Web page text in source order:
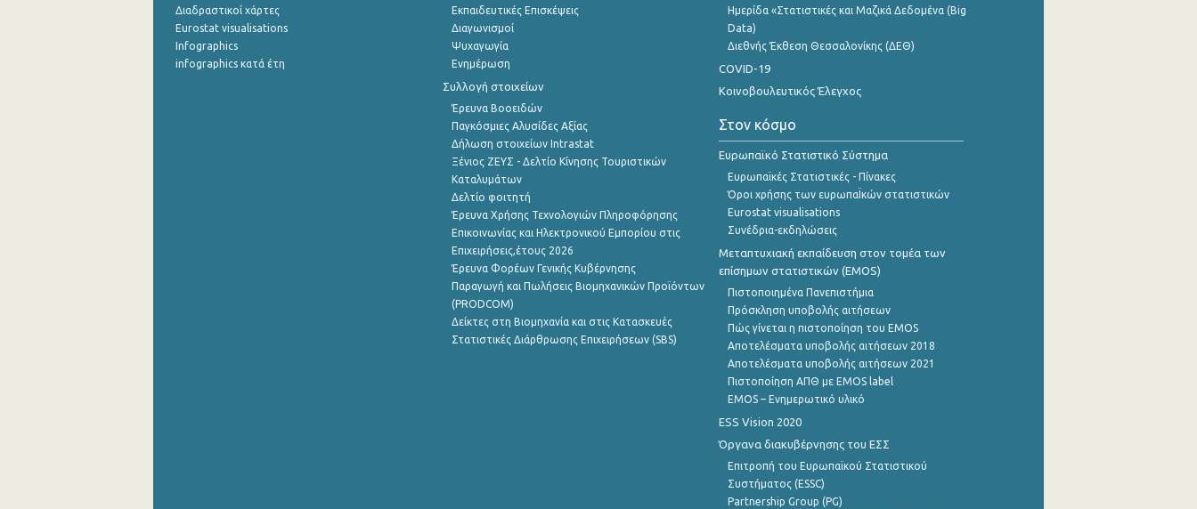
Διαδραστικοί χάρτες
Eurostat visualisations
Infographics
infographics κατά έτη
Εκπαιδευτικές Επισκέψεις
Διαγωνισμοί
Ψυχαγωγία
Ενημέρωση
Συλλογή στοιχείων
Έρευνα Βοοειδών
Παγκόσμιες Αλυσίδες Αξίας
Δήλωση στοιχείων Intrastat
Ξένιος ΖΕΥΣ - Δελτίο Κίνησης Τουριστικών
Καταλυμάτων
Δελτίο φοιτητή
Έρευνα Χρήσης Τεχνολογιών Πληροφόρησης
Επικοινωνίας και Ηλεκτρονικού Εμπορίου στις
Επιχειρήσεις,έτους 2026
Έρευνα Φορέων Γενικής Κυβέρνησης
Παραγωγή και Πωλήσεις Βιομηχανικών Προϊόντων
(PRODCOM)
Δείκτες στη Βιομηχανία και στις Κατασκευές
Στατιστικές Διάρθρωσης Επιχειρήσεων (SBS)
Ημερίδα «Στατιστικές και Μαζικά Δεδομένα (Big
Data)
Διεθνής Έκθεση Θεσσαλονίκης (ΔΕΘ)
COVID-19
Κοινοβουλευτικός Έλεγχος
Στον κόσμο
Ευρωπαϊκό Στατιστικό Σύστημα
Ευρωπαϊκές Στατιστικές - Πίνακες
Όροι χρήσης των ευρωπαΪκών στατιστικών
Eurostat visualisations
Συνέδρια-εκδηλώσεις
Μεταπτυχιακή εκπαίδευση στον τομέα των
επίσημων στατιστικών (EMOS)
Πιστοποιημένα Πανεπιστήμια
Πρόσκληση υποβολής αιτήσεων
Πώς γίνεται η πιστοποίηση του EMOS
Αποτελέσματα υποβολής αιτήσεων 2018
Αποτελέσματα υποβολής αιτήσεων 2021
Πιστοποίηση ΑΠΘ με EMOS label
EMOS – Ενημερωτικό υλικό
ESS Vision 2020
Όργανα διακυβέρνησης του ΕΣΣ
Επιτροπή του Ευρωπαϊκού Στατιστικού
Συστήματος (ESSC)
Partnership Group (PG)